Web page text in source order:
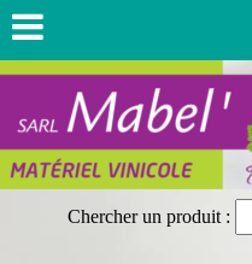
Chercher un produit :